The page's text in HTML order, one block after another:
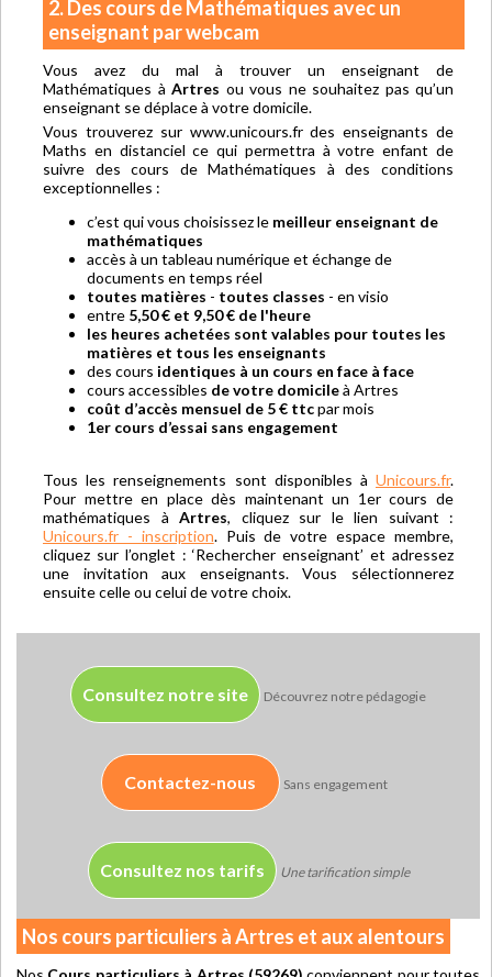
2. Des cours de Mathématiques avec un
enseignant par webcam
Vous avez du mal à trouver un enseignant de
Mathématiques à Artres ou vous ne souhaitez pas qu’un
enseignant se déplace à votre domicile.
Vous trouverez sur www.unicours.fr des enseignants de
Maths en distanciel ce qui permettra à votre enfant de
suivre des cours de Mathématiques à des conditions
exceptionnelles :
c’est qui vous choisissez le meilleur enseignant de
mathématiques
accès à un tableau numérique et échange de
documents en temps réel
toutes matières - toutes classes - en visio
entre 5,50 € et 9,50 € de l'heure
les heures achetées sont valables pour toutes les
matières et tous les enseignants
des cours identiques à un cours en face à face
cours accessibles de votre domicileà Artres
coût d’accès mensuel de 5 € ttcpar mois
1er cours d’essai sans engagement
Tous les renseignements sont disponibles à Unicours.fr.
Pour mettre en place dès maintenant un 1er cours de
mathématiques à Artres, cliquez sur le lien suivant :
Unicours.fr - inscription. Puis de votre espace membre,
cliquez sur l’onglet : ‘Rechercher enseignant’ et adressez
une invitation aux enseignants. Vous sélectionnerez
ensuite celle ou celui de votre choix.
Consultez notre site Découvrez notre pédagogie
Contactez-nous Sans engagement
Consultez nos tarifs Une tarification simple
Nos cours particuliers à Artres et aux alentours